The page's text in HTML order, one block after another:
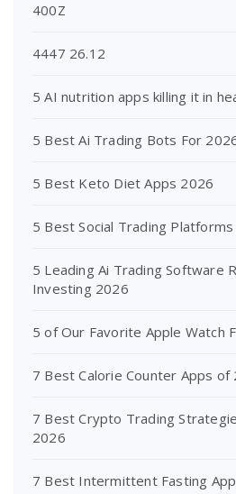
400Z
4447 26.12
5 AI nutrition apps killing it in
5 Best Ai Trading Bots For
5 Best Keto Diet Apps 2026
5 Best Social Trading
5 Leading Ai Trading Software
Investing 2026
5 of Our Favorite Apple Watch
7 Best Calorie Counter Apps of
7 Best Crypto Trading
2026
7 Best Intermittent Fasting